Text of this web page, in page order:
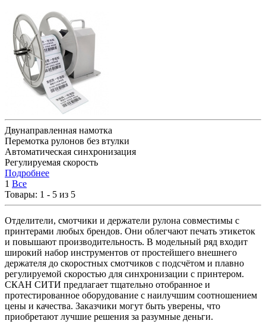
Двунаправленная намотка
Перемотка рулонов без втулки
Автоматическая синхронизация
Регулируемая скорость
Подробнее
1 Все
Товары: 1 - 5 из 5
Отделители, смотчики и держатели рулона совместимы с
принтерами любых брендов. Они облегчают печать этикеток
и повышают производительность. В модельный ряд входит
широкий набор инструментов от простейшего внешнего
держателя до скоростных смотчиков с подсчётом и плавно
регулируемой скоростью для синхронизации с принтером.
СКАН СИТИ предлагает тщательно отобранное и
протестированное оборудование с наилучшим соотношением
цены и качества. Заказчики могут быть уверены, что
приобретают лучшие решения за разумные деньги.